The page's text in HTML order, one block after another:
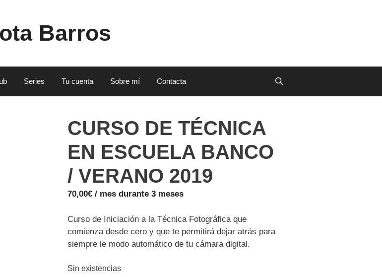
Barros
Series Tu cuenta Sobre mí Contacta
CURSO DE TÉCNICA
EN ESCUELA BANCO
/ VERANO 2019
70,00€ / mes durante 3 meses
Curso de Iniciación a la Técnica Fotográfica que
comienza desde cero y que te permitirá dejar atrás para
siempre le modo automático de tu cámara digital.
Sin existencias